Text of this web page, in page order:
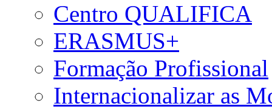
Centro QUALIFICA
ERASMUS+
Formação Profissional
Internacionalizar as